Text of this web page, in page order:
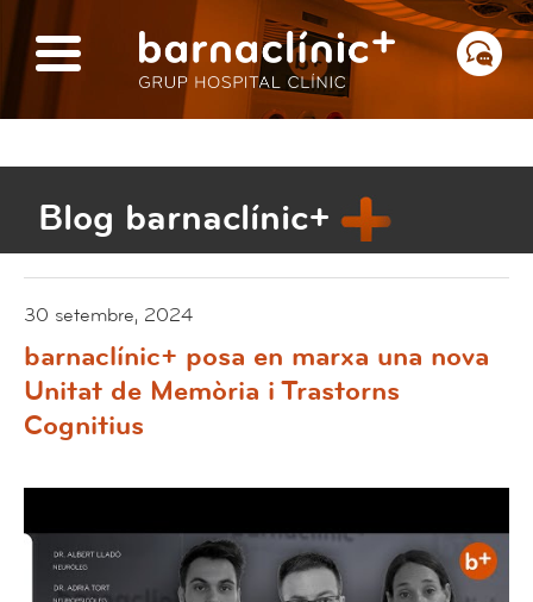
Blog barnaclínic+
30 setembre, 2024
barnaclínic+ posa en marxa una nova
Unitat de Memòria i Trastorns
Cognitius